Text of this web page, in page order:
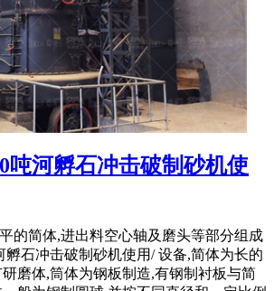
吨河孵石冲击破制砂机使
的简体,进出料空心轴及磨头等部分组成
孵石冲击破制砂机使用/ 设备,简体为长的
磨体,筒体为钢板制造,有钢制衬板与简